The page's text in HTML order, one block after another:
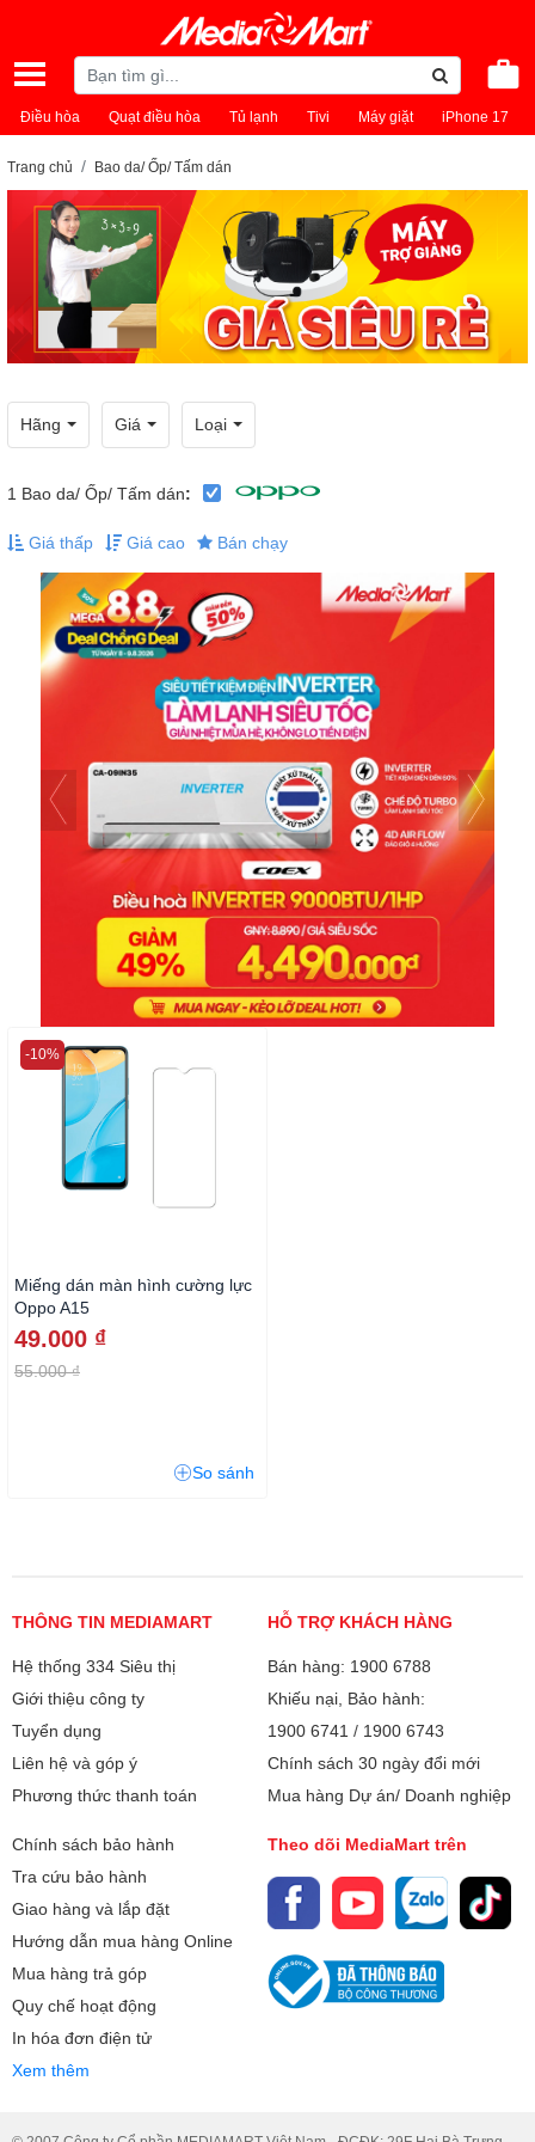
Điều hòa Quạt điều hòa Tủ lạnh Tivi Máy giặt iPhone 17
Trang chủ Bao da/ Ốp/ Tấm dán
Hãng Giá Loại
1 Bao da/ Ốp/ Tấm dán:
Giá thấp Giá cao Bán chạy
Miếng dán màn hình cường lực
Oppo A15
49.000 ₫
55.000 ₫
-10%
So sánh
THÔNG TIN MEDIAMART
Hệ thống 334 Siêu thị
Giới thiệu công ty
Tuyển dụng
Liên hệ và góp ý
Phương thức thanh toán
HỖ TRỢ KHÁCH HÀNG
Bán hàng: 1900 6788
Khiếu nại, Bảo hành:
1900 6741 / 1900 6743
Chính sách 30 ngày đổi mới
Mua hàng Dự án/ Doanh nghiệp
Chính sách bảo hành
Tra cứu bảo hành
Giao hàng và lắp đặt
Hướng dẫn mua hàng Online
Mua hàng trả góp
Quy chế hoạt động
In hóa đơn điện tử
Xem thêm
Theo dõi MediaMart trên